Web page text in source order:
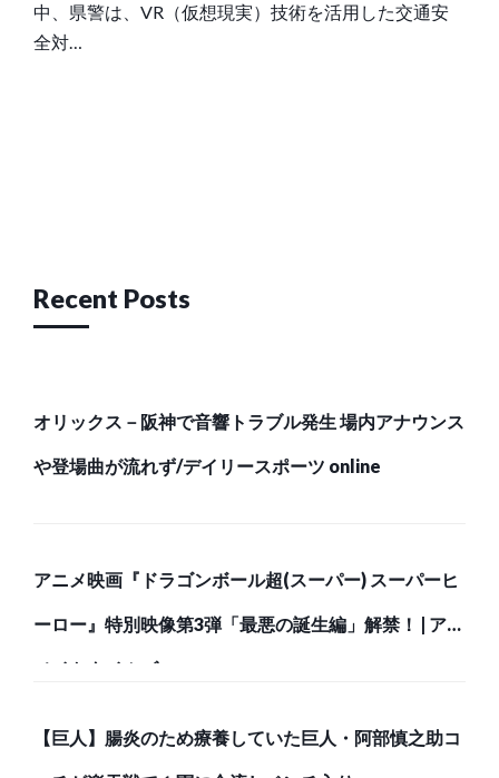
中、県警は、VR（仮想現実）技術を活用した交通安
全対…
Recent Posts
オリックス－阪神で音響トラブル発生 場内アナウンス
や登場曲が流れず/デイリースポーツ online
アニメ映画『ドラゴンボール超(スーパー) スーパーヒ
ーロー』特別映像第3弾「最悪の誕生編」解禁！ | アニ
メイトタイムズ
【巨人】腸炎のため療養していた巨人・阿部慎之助コ